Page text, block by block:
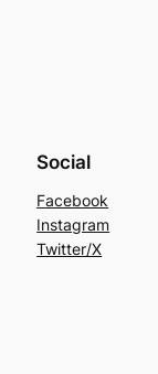
Social
Facebook
Instagram
Twitter/X